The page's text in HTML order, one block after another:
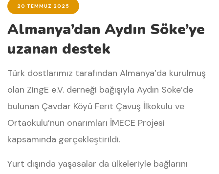
20 TEMMUZ 2025
Almanya’dan Aydın Söke’ye
uzanan destek
Türk dostlarımız tarafından Almanya’da kurulmuş
olan ZingE e.V. derneği bağışıyla Aydın Söke’de
bulunan Çavdar Köyü Ferit Çavuş İlkokulu ve
Ortaokulu’nun onarımları İMECE Projesi
kapsamında gerçekleştirildi.
Yurt dışında yaşasalar da ülkeleriyle bağlarını